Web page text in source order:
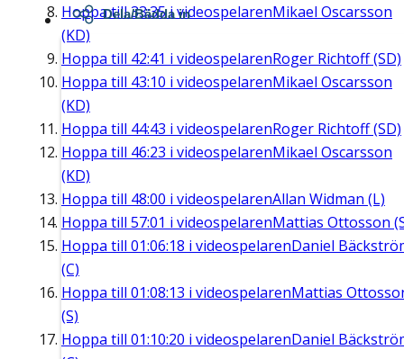
Hoppa till33:35i videospelarenMikael Oscarsson
(KD)
Hoppa till 42:41 i videospelarenRoger Richtoff (SD)
Hoppa till 43:10 i videospelarenMikael Oscarsson
(KD)
Hoppa till 44:43 i videospelarenRoger Richtoff (SD)
Hoppa till 46:23 i videospelarenMikael Oscarsson
(KD)
Hoppa till 48:00 i videospelarenAllan Widman (L)
Hoppa till 57:01 i videospelarenMattias Ottosson
Hoppa till 01:06:18 i videospelarenDaniel
(C)
Hoppa till 01:08:13 i videospelarenMattias
(S)
Hoppa till 01:10:20 i videospelarenDaniel
Dela/Bädda in